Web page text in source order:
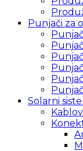
Punjači za
Solarni